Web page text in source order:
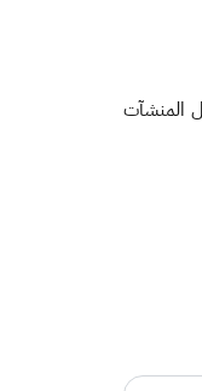
المنشآت